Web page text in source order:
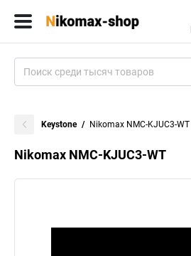
Keystone Nikomax NMC-KJUC3-WT
Nikomax NMC-KJUC3-WT